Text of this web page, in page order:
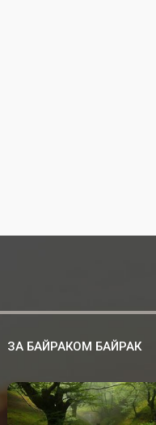
ЗА БАЙРАКОМ БАЙРАК